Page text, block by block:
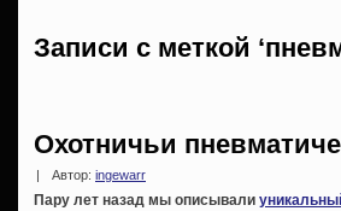
Записи с меткой
Охотничьи
Автор: ingewarr
Пару лет назад мы описывали